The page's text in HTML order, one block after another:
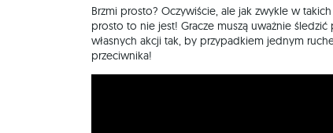
Brzmi prosto? Oczywiście, ale jak zwykle w
prosto to nie jest! Gracze muszą uważnie
własnych akcji tak, by przypadkiem jednym
przeciwnika!